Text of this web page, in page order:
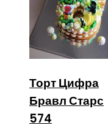
Торт Цифра
Бравл Старс
574